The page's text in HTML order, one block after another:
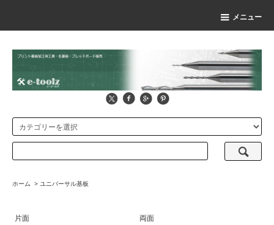
メニュー
ホーム > ユニバーサル基板
片面 両面